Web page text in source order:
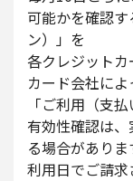
可能かを確認
ン）」を
各クレジット
カード会社に
「ご利用（支
有効性確認は
る場合があり
利用日でご請求